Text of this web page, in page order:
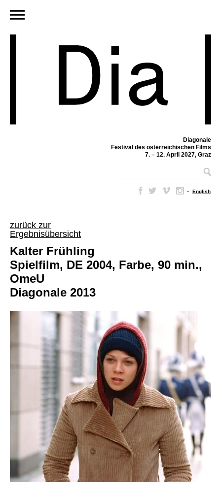
Diagonale
Festival des österreichischen Films
7. – 12. April 2027, Graz
– English
zurück zur
Ergebnisübersicht
Kalter Frühling
Spielfilm, DE 2004, Farbe, 90 min.,
OmeU
Diagonale 2013